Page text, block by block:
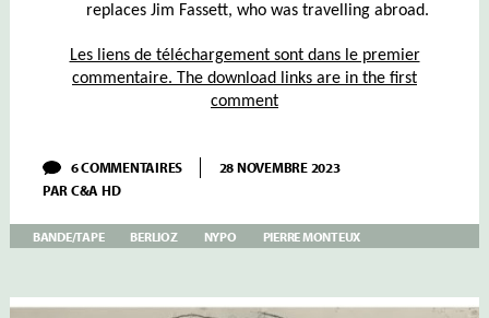
replaces Jim Fassett, who was travelling abroad.
Les liens de téléchargement sont dans le premier
commentaire. The download links are in the first
comment
6 COMMENTAIRES
MONTEUX
BERLIOZ
NYPO
28 NOVEMBRE 2023
PAR C&A HD
BANDE/TAPE BERLIOZ NYPO PIERRE MONTEUX